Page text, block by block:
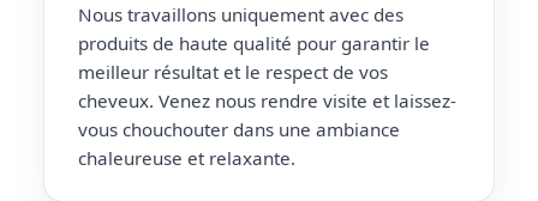
Nous travaillons uniquement avec des
produits de haute qualité pour garantir le
meilleur résultat et le respect de vos
cheveux. Venez nous rendre visite et laissez-
vous chouchouter dans une ambiance
chaleureuse et relaxante.